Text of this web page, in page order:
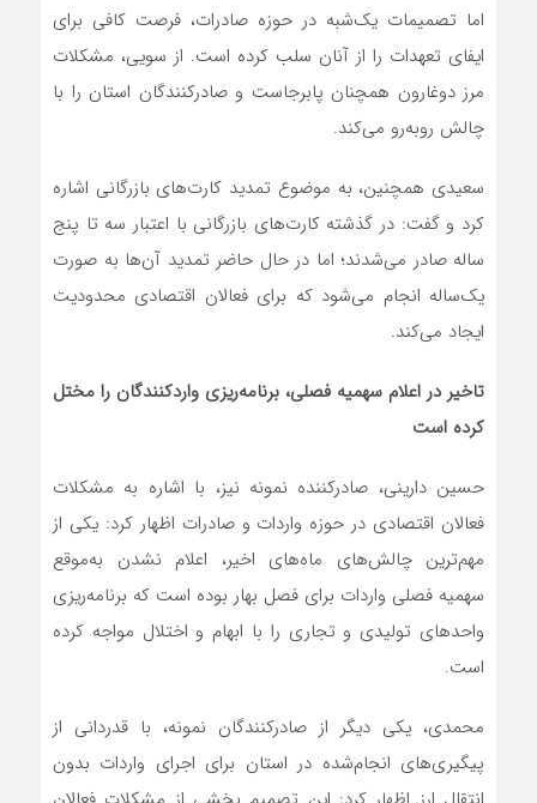
اما تصمیمات یک‌شبه در حوزه صادرات، فرصت کافی برای
ایفای تعهدات را از آنان سلب کرده است. از سویی، مشکلات
مرز دوغارون همچنان پابرجاست و صادرکنندگان استان را با
چالش روبه‌رو می‌کند.
سعیدی همچنین، به موضوع تمدید کارت‌های بازرگانی اشاره
کرد و گفت: در گذشته کارت‌های بازرگانی با اعتبار سه تا پنج
ساله صادر می‌شدند؛ اما در حال حاضر تمدید آن‌ها به صورت
یک‌ساله انجام می‌شود که برای فعالان اقتصادی محدودیت
ایجاد می‌کند.
تاخیر در اعلام سهمیه فصلی، برنامه‌ریزی واردکنندگان را مختل
کرده است
حسین دارینی، صادرکننده نمونه نیز، با اشاره به مشکلات
فعالان اقتصادی در حوزه واردات و صادرات اظهار کرد: یکی از
مهم‌ترین چالش‌های ماه‌های اخیر، اعلام نشدن به‌موقع
سهمیه فصلی واردات برای فصل بهار بوده است که برنامه‌ریزی
واحدهای تولیدی و تجاری را با ابهام و اختلال مواجه کرده
است.
محمدی، یکی دیگر از صادرکنندگان نمونه، با قدردانی از
پیگیری‌های انجام‌شده در استان برای اجرای واردات بدون